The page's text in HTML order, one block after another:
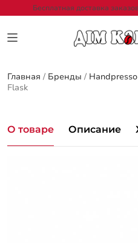
Бесплатная доставка
Главная / Бренды / Handpresso
Flask
О товаре Описание